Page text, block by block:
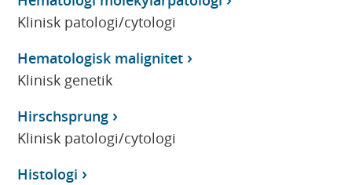
Klinisk patologi/cytologi
Hematologisk malignitet
Klinisk genetik
Hirschsprung
Klinisk patologi/cytologi
Histologi